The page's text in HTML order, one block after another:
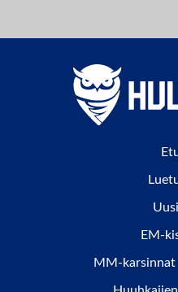
EM-
MM-karsinnat